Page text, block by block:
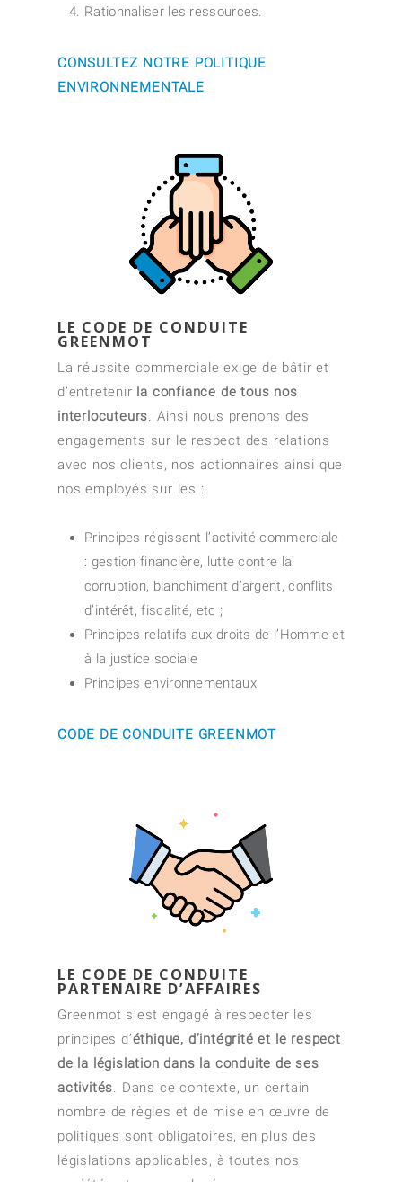
Rationnaliser les ressources.
CONSULTEZ NOTRE POLITIQUE
ENVIRONNEMENTALE
LE CODE DE CONDUITE
GREENMOT
La réussite commerciale exige de bâtir et
d’entretenir la confiance de tous nos
interlocuteurs . Ainsi nous prenons des
engagements sur le respect des relations
avec nos clients, nos actionnaires ainsi que
nos employés sur les :
Principes régissant l’activité commerciale
: gestion financière, lutte contre la
corruption, blanchiment d’argent, conflits
d’intérêt, fiscalité, etc ;
Principes relatifs aux droits de l’Homme et
à la justice sociale
Principes environnementaux
CODE DE CONDUITE GREENMOT
LE CODE DE CONDUITE
PARTENAIRE D’AFFAIRES
Greenmot s’est engagé à respecter les
principes d’éthique, d’intégrité et le respect
de la législation dans la conduite de ses
activités . Dans ce contexte, un certain
nombre de règles et de mise en œuvre de
politiques sont obligatoires, en plus des
législations applicables, à toutes nos